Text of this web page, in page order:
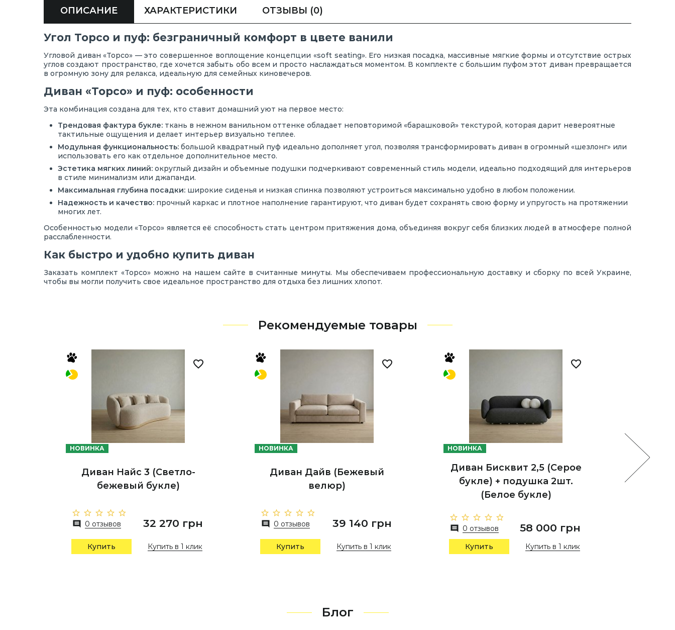
ОПИСАНИЕ ХАРАКТЕРИСТИКИ ОТЗЫВЫ (0)
Угол Торсо и пуф: безграничный комфорт в цвете ванили
Угловой диван «Торсо» — это совершенное воплощение концепции «soft seating». Его низкая посадка, массивные мягкие формы и отсутствие острых
углов создают пространство, где хочется забыть обо всем и просто наслаждаться моментом. В комплекте с большим пуфом этот диван превращается
в огромную зону для релакса, идеальную для семейных киновечеров.
Диван «Торсо» и пуф: особенности
Эта комбинация создана для тех, кто ставит домашний уют на первое место:
Трендовая фактура букле: ткань в нежном ванильном оттенке обладает неповторимой «барашковой» текстурой, которая дарит невероятные
тактильные ощущения и делает интерьер визуально теплее.
Модульная функциональность: большой квадратный пуф идеально дополняет угол, позволяя трансформировать диван в огромный «шезлонг» или
использовать его как отдельное дополнительное место.
Эстетика мягких линий: округлый дизайн и объемные подушки подчеркивают современный стиль модели, идеально подходящий для интерьеров
в стиле минимализм или джапанди.
Максимальная глубина посадки: широкие сиденья и низкая спинка позволяют устроиться максимально удобно в любом положении.
Надежность и качество: прочный каркас и плотное наполнение гарантируют, что диван будет сохранять свою форму и упругость на протяжении
многих лет.
Особенностью модели «Торсо» является её способность стать центром притяжения дома, объединяя вокруг себя близких людей в атмосфере полной
расслабленности.
Как быстро и удобно купить диван
Заказать комплект «Торсо» можно на нашем сайте в считанные минуты. Мы обеспечиваем профессиональную доставку и сборку по всей Украине,
чтобы вы могли получить свое идеальное пространство для отдыха без лишних хлопот.
Рекомендуемые товары
НОВИНКА
Диван Найс 3 (Светло-
бежевый букле)
0 отзывов 32 270 грн
Купить Купить в 1 клик
НОВИНКА
Диван Дайв (Бежевый
велюр)
0 отзывов 39 140 грн
Купить Купить в 1 клик
НОВИНКА
Диван Бисквит 2,5 (Серое
букле) + подушка 2шт.
(Белое букле)
0 отзывов 58 000 грн
Купить Купить в 1 клик
НОВИНКА
Блог